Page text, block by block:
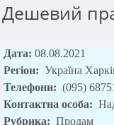
Дешевий
Дата: 08.08.2021
Регіон: Україна
Телефони: (095)
Контактна особа:
Рубрика: Продам